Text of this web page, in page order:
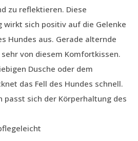
zu reflektieren. Diese
wirkt sich positiv auf die Gelenke
Hundes aus. Gerade alternde
von diesem Komfortkissen.
Dusche oder dem
das Fell des Hundes schnell.
passt sich der Körperhaltung des